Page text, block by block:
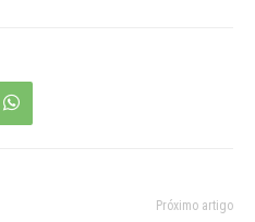
Próximo artigo